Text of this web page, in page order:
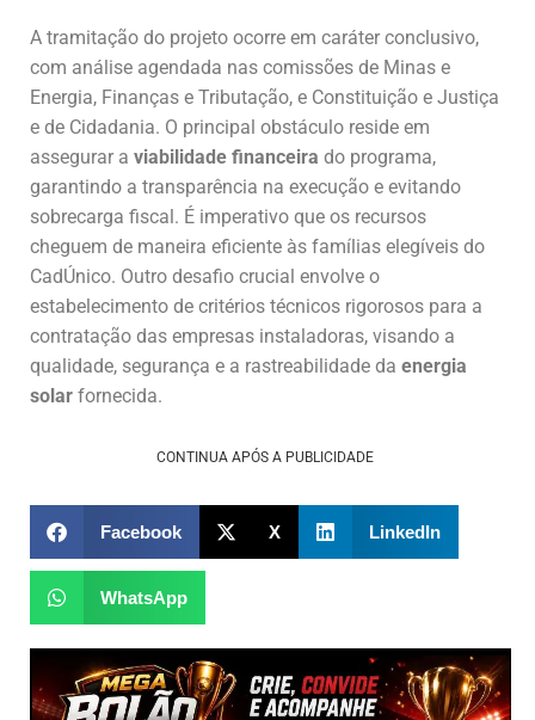
A tramitação do projeto ocorre em caráter conclusivo,
com análise agendada nas comissões de Minas e
Energia, Finanças e Tributação, e Constituição e Justiça
e de Cidadania. O principal obstáculo reside em
assegurar a viabilidade financeira do programa,
garantindo a transparência na execução e evitando
sobrecarga fiscal. É imperativo que os recursos
cheguem de maneira eficiente às famílias elegíveis do
CadÚnico. Outro desafio crucial envolve o
estabelecimento de critérios técnicos rigorosos para a
contratação das empresas instaladoras, visando a
qualidade, segurança e a rastreabilidade da energia
solar fornecida.
CONTINUA APÓS A PUBLICIDADE
Facebook X LinkedIn
WhatsApp